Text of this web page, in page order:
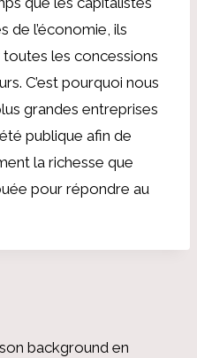
de l’économie, ils
les concessions
C’est pourquoi nous
grandes entreprises
publique afin de
la richesse que
pour répondre au
background en